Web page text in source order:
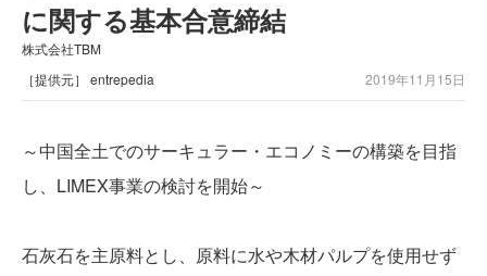
に関する基本合意締結
株式会社TBM
［提供元］ entrepedia
2019年11月15日
～中国全土でのサーキュラー・エコノミーの構築を目指
し、LIMEX事業の検討を開始～
石灰石を主原料とし、原料に水や木材パルプを使用せず